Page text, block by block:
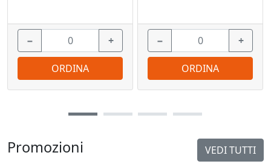
Promozioni VEDI TUTTI
− +
ORDINA
− +
ORDINA